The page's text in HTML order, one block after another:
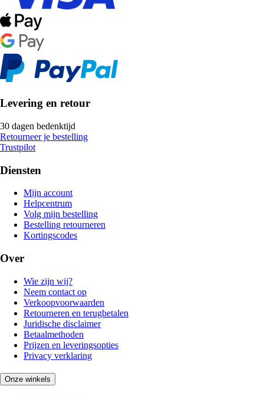
Levering en retour
30 dagen bedenktijd
Retourneer je bestelling
Trustpilot
Diensten
Mijn account
Helpcentrum
Volg mijn bestelling
Bestelling retourneren
Kortingscodes
Over
Wie zijn wij?
Neem contact op
Verkoopvoorwaarden
Retourneren en terugbetalen
Juridische disclaimer
Betaalmethoden
Prijzen en leveringsopties
Privacy verklaring
Onze winkels